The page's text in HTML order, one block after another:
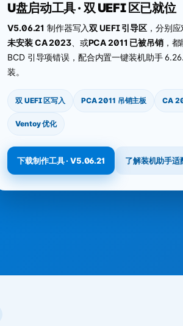
U盘启动工具 · 双 UEFI 区已就位
V5.06.21 制作器写入双 UEFI 引导区，分别
未安装 CA 2023、或PCA 2011 已被吊销，都
BCD 引导项错误，配合内置一键装机助手
装。
双 UEFI 区写入 PCA 2011 吊销主板 CA
Ventoy 优化
下载制作工具 · V5.06.21 了解装机助手适